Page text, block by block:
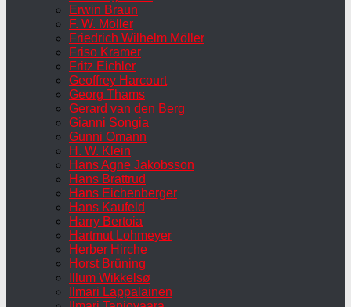
Erwin Braun
F. W. Möller
Friedrich Wilhelm Möller
Friso Kramer
Fritz Eichler
Geoffrey Harcourt
Georg Thams
Gerard van den Berg
Gianni Songia
Gunni Omann
H. W. Klein
Hans Agne Jakobsson
Hans Brattrud
Hans Eichenberger
Hans Kaufeld
Harry Bertoia
Hartmut Lohmeyer
Herber Hirche
Horst Brüning
Illum Wikkelsø
Ilmari Lappalainen